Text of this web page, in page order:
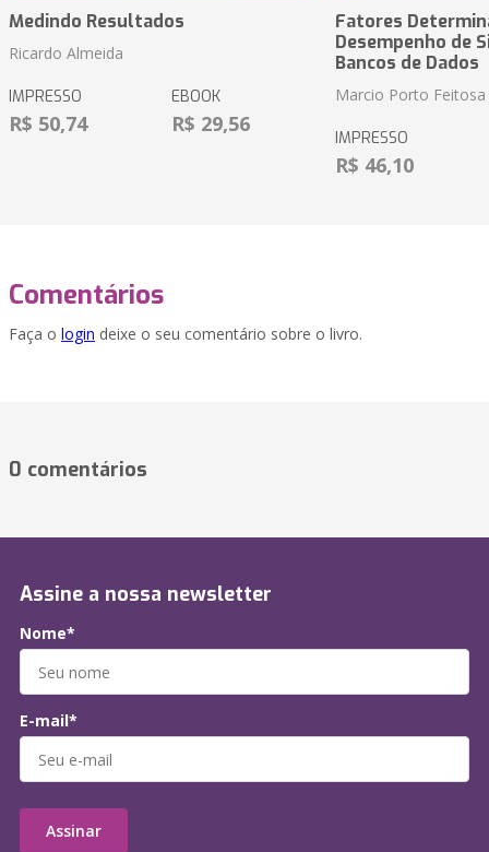
Medindo Resultados
Ricardo Almeida
IMPRESSO
R$ 50,74
EBOOK
R$ 29,56
Fatores
Desempenho de
Bancos de Dados
Marcio Porto Feitosa
IMPRESSO
R$ 46,10
Comentários
Faça o login deixe o seu comentário sobre o livro.
0 comentários
Assine a nossa newsletter
Nome*
E-mail*
Assinar